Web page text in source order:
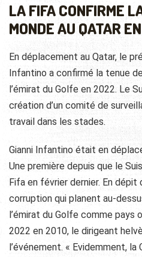
LA FIFA CONFIRME
MONDE AU QATAR
En déplacement au Qatar, le
Infantino a confirmé la tenue
l’émirat du Golfe en 2022. Le
création d’un comité de
travail dans les stades.
Gianni Infantino était en
Une première depuis que le
Fifa en février dernier. En dépit
corruption qui planent au-
l’émirat du Golfe comme pays
2022 en 2010, le dirigeant
l’événement. « Evidemment,